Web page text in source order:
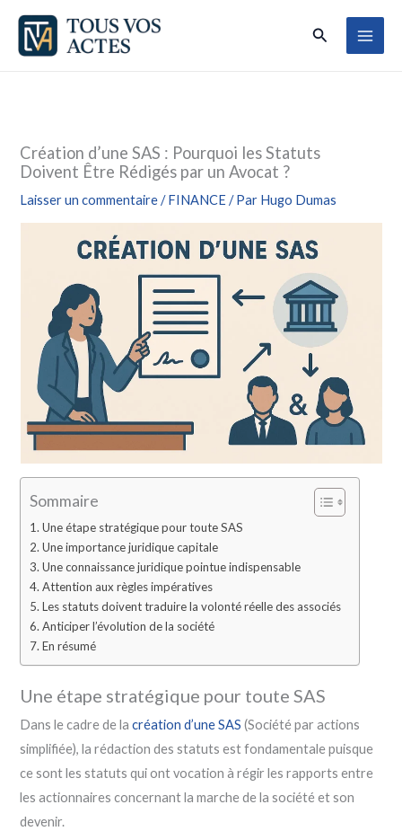
Aller
contenu
Rechercher
Création d’une SAS : Pourquoi les Statuts
Doivent Être Rédigés par un Avocat ?
Laisser un commentaire /FINANCE / Par Hugo Dumas
Sommaire
Une étape stratégique pour toute SAS
Une importance juridique capitale
Une connaissance juridique pointue indispensable
Attention aux règles impératives
Les statuts doivent traduire la volonté réelle des associés
Anticiper l’évolution de la société
En résumé
Une étape stratégique pour toute SAS
Dans le cadre de lacréation d’une SAS (Société par actions
simplifiée), la rédaction des statuts est fondamentale puisque
ce sont les statuts qui ont vocation à régir les rapports entre
les actionnaires concernant la marche de la société et son
devenir.